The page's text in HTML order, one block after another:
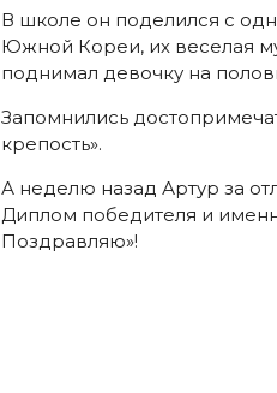
В школе он поделился с
Южной Кореи, их веселая
поднимал девочку на
Запомнились
крепость».
А неделю назад Артур за
Диплом победителя и
Поздравляю»!